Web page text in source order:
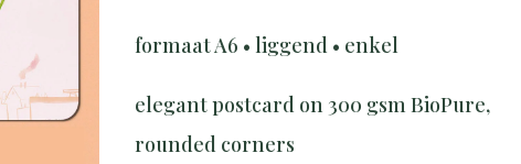
formaat A6 • liggend • enkel
elegant postcard on 300 gsm BioPure,
rounded corners